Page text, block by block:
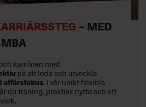
– MED
MBA
karriären med
på att leda och utveckla
affärsfokus. I vår unikt flexibla
du träning, praktisk nytta och ett